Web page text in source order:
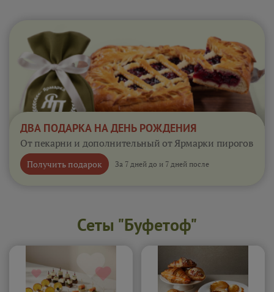
ДВА ПОДАРКА НА ДЕНЬ РОЖДЕНИЯ
От пекарни и дополнительный от Ярмарки пирогов
Получить подарок За 7 дней до и 7 дней после
Сеты "Буфетоф"